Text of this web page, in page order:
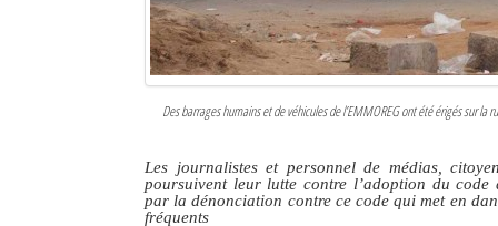
Des barrages humains et de véhicules de l’EMMOREG ont été érigés sur
Les journalistes et personnel de médias,
poursuivent leur lutte contre l’adoption du
par la dénonciation contre ce code qui met en
fréquents